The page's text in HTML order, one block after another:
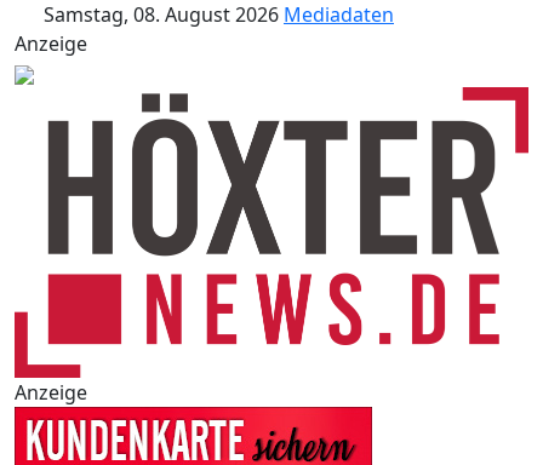
Samstag, 08. August 2026 Mediadaten
Anzeige
Anzeige